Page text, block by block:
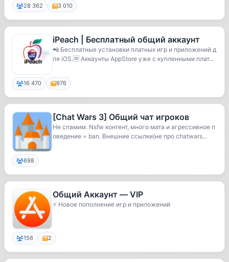
28 362 3 010
iPeach | Бесплатный общий аккаунт
📲 Бесплатные установки платных игр и приложений д
ля iOS.🆔 Аккаунты AppStore уже с купленными плат...
16 470 976
[Chat Wars 3] Общий чат игроков
Не спамим. Nsfw контент, много мата и агрессивное п
оведение = ban. Внешние ссылки(не про chatwars...
698
Общий Аккаунт — VIP
⚡️ Новое пополнение игр и приложений
156 2